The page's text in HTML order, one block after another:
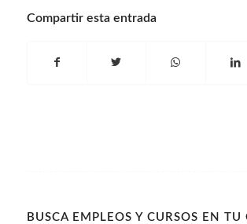
Compartir esta entrada
BUSCA EMPLEOS Y CURSOS EN TU